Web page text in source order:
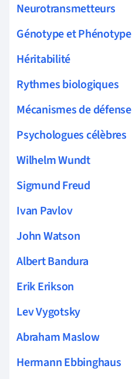
Neurotransmetteurs
Génotype et Phénotype
Héritabilité
Rythmes biologiques
Mécanismes de défense
Psychologues célèbres
Wilhelm Wundt
Sigmund Freud
Ivan Pavlov
John Watson
Albert Bandura
Erik Erikson
Lev Vygotsky
Abraham Maslow
Hermann Ebbinghaus